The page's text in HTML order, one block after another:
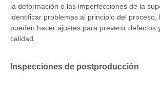
la deformación o las imperfecciones de la
identificar problemas al principio del proceso,
pueden hacer ajustes para prevenir defectos
calidad.
Inspecciones de postproducción